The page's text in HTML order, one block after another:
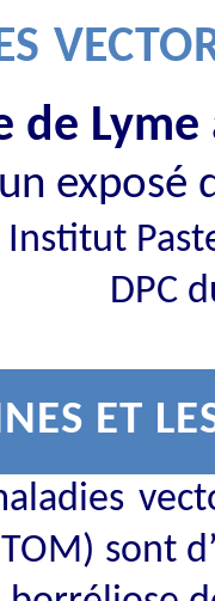
de
un exposé
Institut
DPC
ET
sont